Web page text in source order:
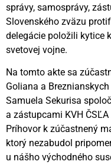
správy, samosprávy,
Slovenského zväzu
delegácie položili kytice
svetovej vojne.
Na tomto akte sa
Goliana a
Samuela Sekurisa
a zástupcami KVH
Príhovor k zúčastnený
ktorý nezabudol
u nášho východného